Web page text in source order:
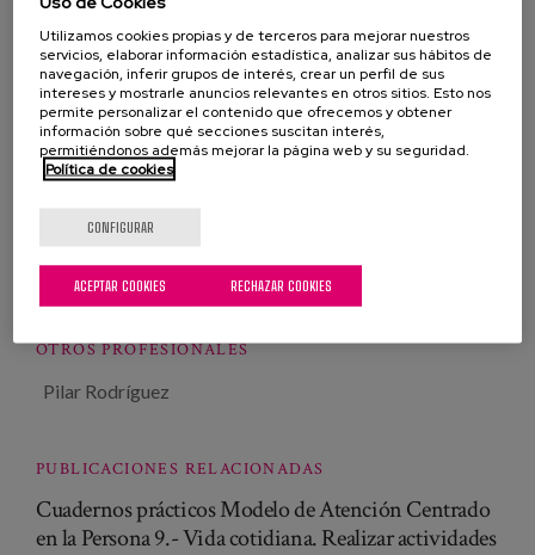
Pura Diaz-Veiga
Experta en Gerontologia
Investigador independiente
OTROS PROFESIONALES
Pilar Rodríguez
PUBLICACIONES RELACIONADAS
Cuadernos prácticos Modelo de Atención Centrado
en la Persona 9.- Vida cotidiana. Realizar actividades
Utilizamos cookies propias y de terceros para mejorar nuestros
servicios, elaborar información estadística, analizar sus hábitos de
navegación, inferir grupos de interés, crear un perfil de sus
intereses y mostrarle anuncios relevantes en otros sitios. Esto nos
permite personalizar el contenido que ofrecemos y obtener
información sobre qué secciones suscitan interés,
permitiéndonos además mejorar la página web y su seguridad.
Política de cookies
CONFIGURAR
RECHAZAR COOKIES
ACEPTAR COOKIES